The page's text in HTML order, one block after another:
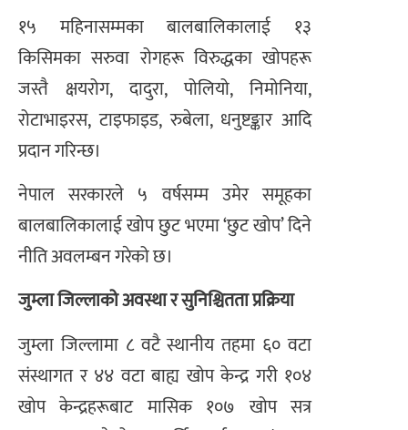
१५ महिनासम्मका बालबालिकालाई १३
किसिमका सरुवा रोगहरू विरुद्धका खोपहरू
जस्तै क्षयरोग, दादुरा, पोलियो, निमोनिया,
रोटाभाइरस, टाइफाइड, रुबेला, धनुष्टङ्कार आदि
प्रदान गरिन्छ।
नेपाल सरकारले ५ वर्षसम्म उमेर समूहका
बालबालिकालाई खोप छुट भएमा ‘छुट खोप’ दिने
नीति अवलम्बन गरेको छ।
जुम्ला जिल्लाको अवस्था र सुनिश्चितता प्रक्रिया
जुम्ला जिल्लामा ८ वटै स्थानीय तहमा ६० वटा
संस्थागत र ४४ वटा बाह्य खोप केन्द्र गरी १०४
खोप केन्द्रहरूबाट मासिक १०७ खोप सत्र